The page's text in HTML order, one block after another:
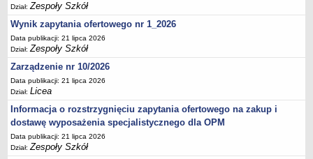
Dział:Zespoły Szkół
Wynik zapytania ofertowego nr 1_2026
Data publikacji: 21 lipca 2026
Dział:Zespoły Szkół
Zarządzenie nr 10/2026
Data publikacji: 21 lipca 2026
Dział:Licea
Informacja o rozstrzygnięciu zapytania ofertowego na zakup i
dostawę wyposażenia specjalistycznego dla OPM
Data publikacji: 21 lipca 2026
Dział:Zespoły Szkół